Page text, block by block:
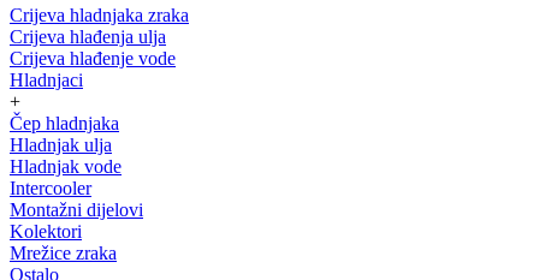
Crijeva hladnjaka zraka
Crijeva hlađenja ulja
Crijeva hlađenje vode
Hladnjaci
+
Čep hladnjaka
Hladnjak ulja
Hladnjak vode
Intercooler
Montažni dijelovi
Kolektori
Mrežice zraka
Ostalo